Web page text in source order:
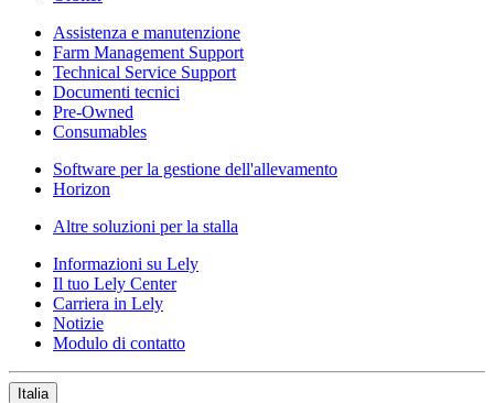
Assistenza e manutenzione
Farm Management Support
Technical Service Support
Documenti tecnici
Pre-Owned
Consumables
Software per la gestione dell'allevamento
Horizon
Altre soluzioni per la stalla
Informazioni su Lely
Il tuo Lely Center
Carriera in Lely
Notizie
Modulo di contatto
Italia